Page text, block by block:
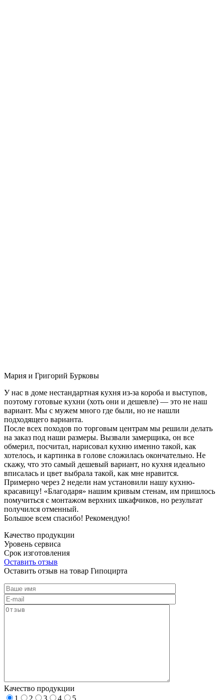
Мария и Григорий Бурковы
У нас в доме нестандартная кухня из-за короба и выступов,
поэтому готовые кухни (хоть они и дешевле) — это не наш
вариант. Мы с мужем много где были, но не нашли
подходящего варианта.
После всех походов по торговым центрам мы решили делать
на заказ под наши размеры. Вызвали замерщика, он все
обмерил, посчитал, нарисовал кухню именно такой, как
хотелось, и картинка в голове сложилась окончательно. Не
скажу, что это самый дешевый вариант, но кухня идеально
вписалась и цвет выбрала такой, как мне нравится.
Примерно через 2 недели нам установили нашу кухню-
красавицу! «Благодаря» нашим кривым стенам, им пришлось
помучиться с монтажом верхних шкафчиков, но результат
получился отменный.
Большое всем спасибо! Рекомендую!
Качество продукции
Уровень сервиса
Срок изготовления
Оставить отзыв
Оставить отзыв на товар Гипоцирта
Качество продукции
1
2 3 4
5